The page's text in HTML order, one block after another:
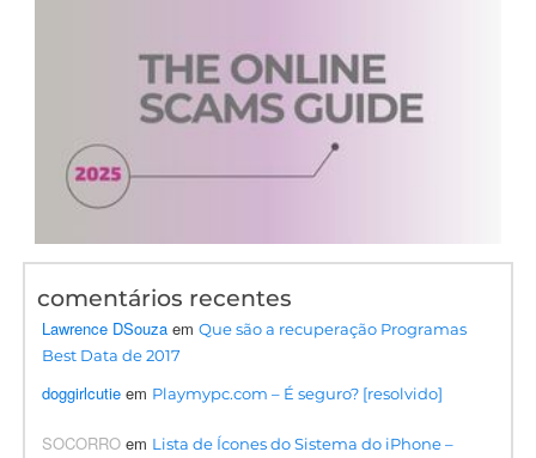
comentários recentes
Lawrence DSouza emQue são a recuperação Programas
Best Data de 2017
doggirlcutie em Playmypc.com – É seguro? [resolvido]
SOCORRO em Lista de Ícones do Sistema do iPhone –